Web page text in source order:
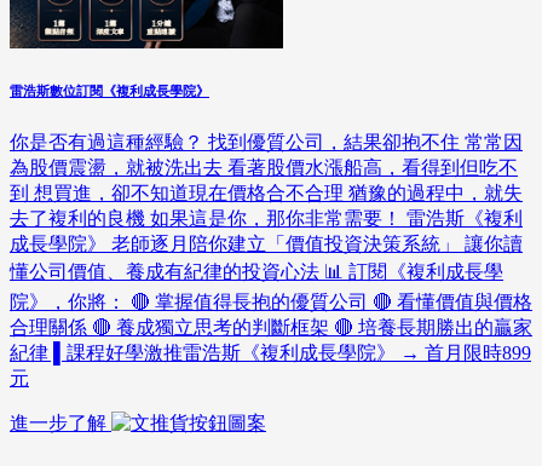
雷浩斯數位訂閱《複利成長學院》
你是否有過這種經驗？ 找到優質公司，結果卻抱不住 常常因
為股價震盪，就被洗出去 看著股價水漲船高，看得到但吃不
到 想買進，卻不知道現在價格合不合理 猶豫的過程中，就失
去了複利的良機 如果這是你，那你非常需要！ 雷浩斯《複利
成長學院》 老師逐月陪你建立「價值投資決策系統」 讓你讀
懂公司價值、養成有紀律的投資心法 📊 訂閱《複利成長學
院》，你將： 🔴 掌握值得長抱的優質公司 🔴 看懂價值與價格
合理關係 🔴 養成獨立思考的判斷框架 🔴 培養長期勝出的贏家
紀律 ▌課程好學激推雷浩斯《複利成長學院》 → 首月限時899
元
進一步了解